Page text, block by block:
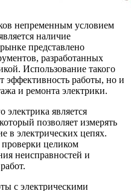
непременным условием
наличие
представлено
разработанных
Использование такого
эффективность работы, но и
и ремонта электрики.
является
позволяет измерять
в электрических цепях.
целиком
неисправностей и
с электрическими